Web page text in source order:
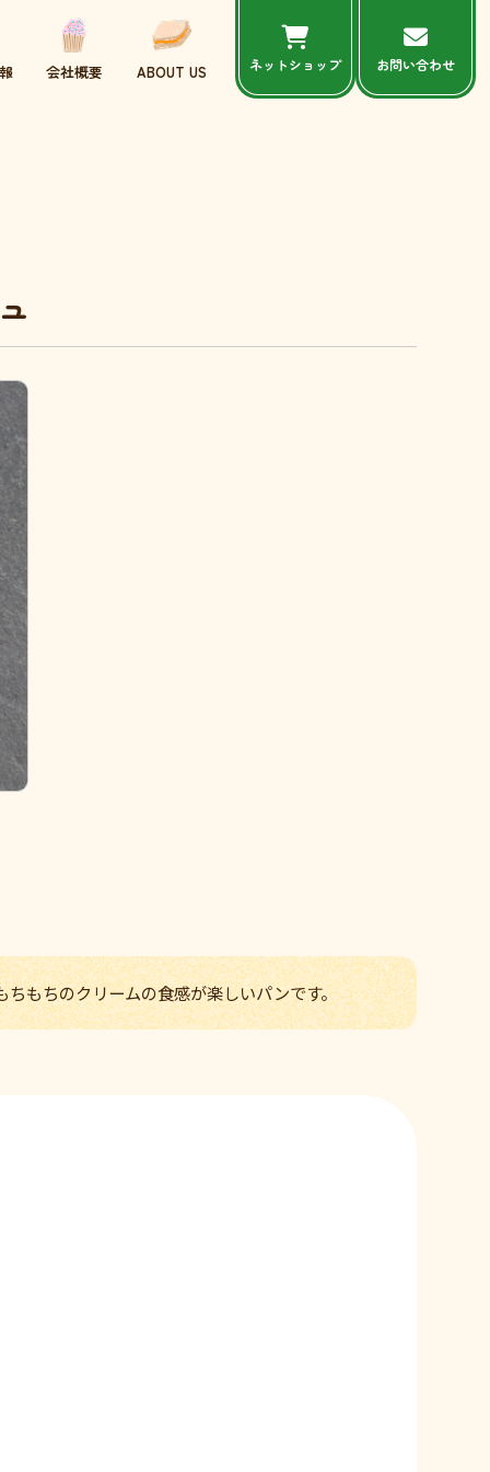
会社概要 ABOUT US ネットショップ お問い合わせ
もちのクリームの食感が楽しいパンです。